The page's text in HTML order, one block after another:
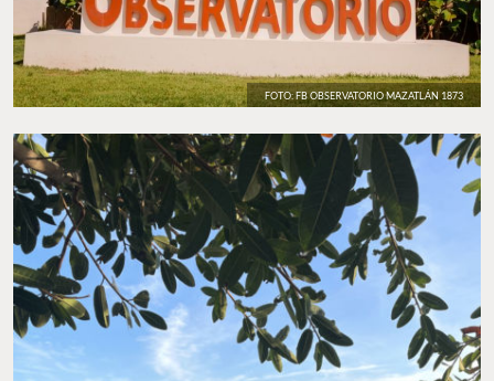
FOTO: FB OBSERVATORIO MAZATLÁN 1873